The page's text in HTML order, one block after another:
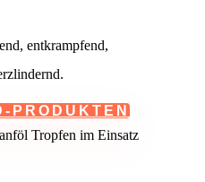
entkrampfend,
PRODUKTEN